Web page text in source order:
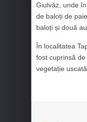
Giulvăz, unde
de baloți de
baloți și două
În localitatea
fost cuprinsă
vegetație uscată.